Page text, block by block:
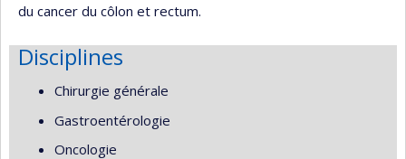
du cancer du côlon et rectum.
Disciplines
Chirurgie générale
Gastroentérologie
Oncologie